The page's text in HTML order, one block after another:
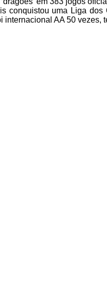
conquistou uma Liga
internacional AA 50